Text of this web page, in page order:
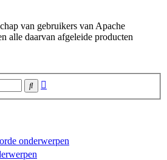
van gebruikers van Apache
alle daarvan afgeleide producten
Zoek
onderwerpen